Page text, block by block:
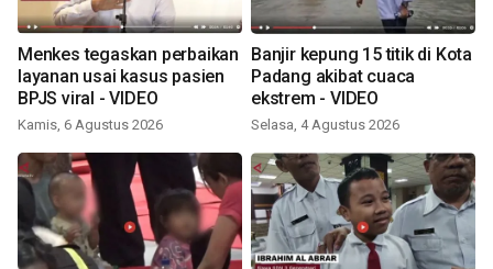
Menkes tegaskan perbaikan
layanan usai kasus pasien
BPJS viral - VIDEO
Kamis, 6 Agustus 2026
Banjir kepung 15 titik di Kota
Padang akibat cuaca
ekstrem - VIDEO
Selasa, 4 Agustus 2026